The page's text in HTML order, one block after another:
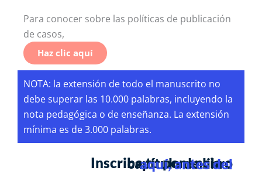
Para conocer sobre las políticas de publicación
de casos,
Haz clic aquí
NOTA: la extensión de todo el manuscrito no
debe superar las 10.000 palabras, incluyendo la
nota pedagógica o de enseñanza. La extensión
mínima es de 3.000 palabras.
Inscribe tu ponencia o
capítulo de libro
aquí, antes del